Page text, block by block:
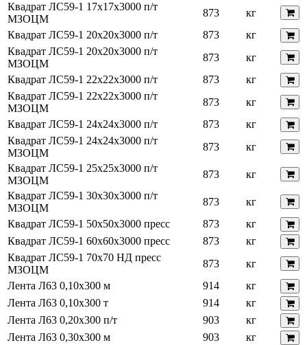
Квадрат ЛС59-1 17х17х3000 п/т
МЗОЦМ
873
кг
Квадрат ЛС59-1 20х20х3000 п/т
873
кг
Квадрат ЛС59-1 20х20х3000 п/т
МЗОЦМ
873
кг
Квадрат ЛС59-1 22х22х3000 п/т
873
кг
Квадрат ЛС59-1 22х22х3000 п/т
МЗОЦМ
873
кг
Квадрат ЛС59-1 24х24х3000 п/т
873
кг
Квадрат ЛС59-1 24х24х3000 п/т
МЗОЦМ
873
кг
Квадрат ЛС59-1 25х25х3000 п/т
МЗОЦМ
873
кг
Квадрат ЛС59-1 30х30х3000 п/т
МЗОЦМ
873
кг
Квадрат ЛС59-1 50х50х3000 пресс
873
кг
Квадрат ЛС59-1 60х60х3000 пресс
873
кг
Квадрат ЛС59-1 70х70 НД пресс
МЗОЦМ
873
кг
Лента Л63 0,10х300 м
914
кг
Лента Л63 0,10х300 т
914
кг
Лента Л63 0,20х300 п/т
903
кг
Лента Л63 0,30х300 м
903
кг